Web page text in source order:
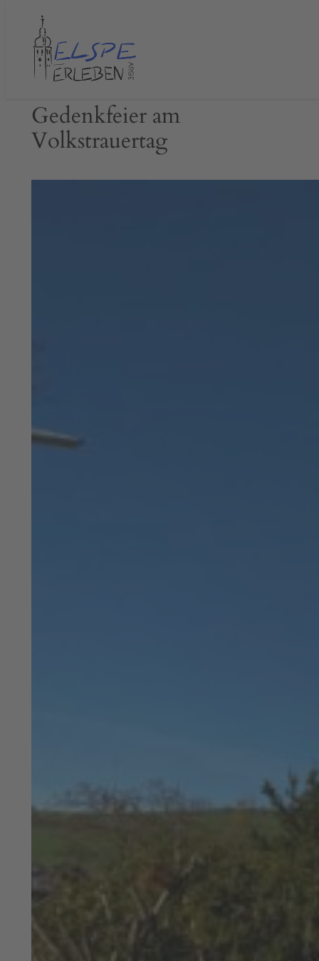
springen
Gedenkfeier am
Volkstrauertag